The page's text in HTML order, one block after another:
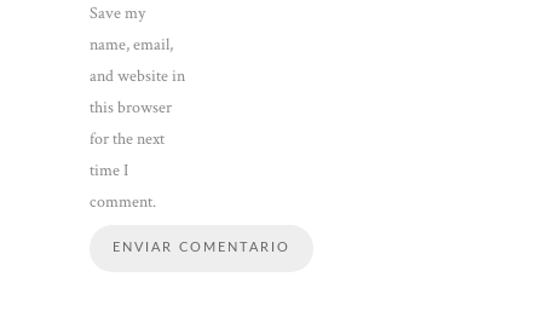
Save my
name, email,
and website in
this browser
for the next
time I
comment.